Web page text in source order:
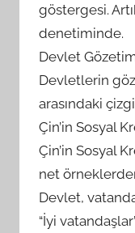
göstergesi.
denetiminde.
Devlet
Devletlerin
arasındaki
Çin’in Sosyal
Çin’in Sosyal
net
Devlet,
“İyi